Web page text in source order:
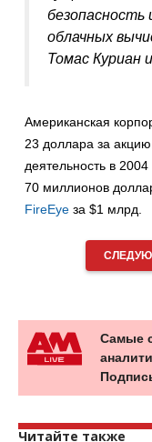
безопасность
облачных
Томас Куриан
Американская
23 доллара за
деятельность в
70 миллионов
FireEye за $1 млрд.
Самые
Читайте также